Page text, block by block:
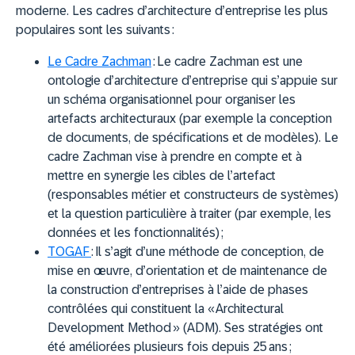
moderne. Les cadres d’architecture d’entreprise les plus
populaires sont les suivants :
Le Cadre Zachman: Le cadre Zachman est une
ontologie d’architecture d’entreprise qui s’appuie sur
un schéma organisationnel pour organiser les
artefacts architecturaux (par exemple la conception
de documents, de spécifications et de modèles). Le
cadre Zachman vise à prendre en compte et à
mettre en synergie les cibles de l’artefact
(responsables métier et constructeurs de systèmes)
et la question particulière à traiter (par exemple, les
données et les fonctionnalités) ;
TOGAF: Il s’agit d’une méthode de conception, de
mise en œuvre, d’orientation et de maintenance de
la construction d’entreprises à l’aide de phases
contrôlées qui constituent la « Architectural
Development Method » (ADM). Ses stratégies ont
été améliorées plusieurs fois depuis 25 ans ;